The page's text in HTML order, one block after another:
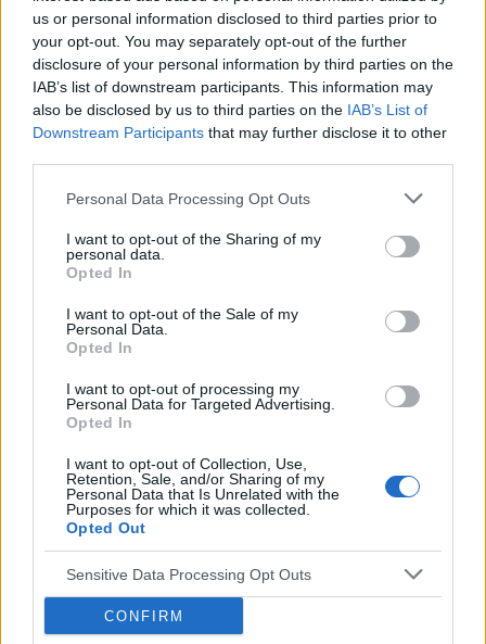
us or personal information disclosed to third parties prior to
your opt-out. You may separately opt-out of the further
disclosure of your personal information by third parties on the
IAB’s list of downstream participants. This information may
also be disclosed by us to third parties on the IAB’s List of
Downstream Participants that may further disclose it to other
Personal Data Processing Opt Outs
I want to opt-out of the Sharing of my
personal data.
Opted In
I want to opt-out of the Sale of my
Personal Data.
Opted In
I want to opt-out of processing my
Personal Data for Targeted Advertising.
Opted In
I want to opt-out of Collection, Use,
Retention, Sale, and/or Sharing of my
Personal Data that Is Unrelated with the
Purposes for which it was collected.
Opted Out
Sensitive Data Processing Opt Outs
CONFIRM
gość
Forum:Skóra
Co mnie ugryzło?
owady, ale niepokoi mnie kilka ugryzień obok siebie
gość
Po weekendzie na działce pojawiły mi się na nodze
takie ugryzienia. Na dworze było dużo much/
jeston73
Forum:Skóra
Blizny na stopie